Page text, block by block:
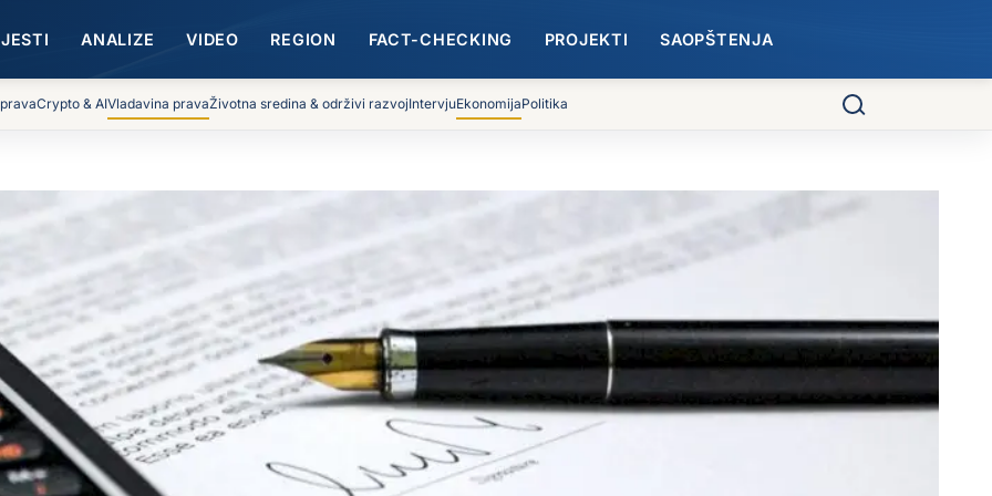
ANALIZE VIDEO REGION FACT-CHECKING PROJEKTI SAOPŠTENJA
Crypto & AIVladavina pravaŽivotna sredina & održivi razvojIntervjuEkonomijaPolitika
Pretraga